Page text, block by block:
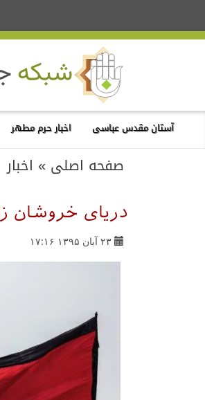
آستان مقدس عباسی اخبار حرم مطهر
صفحه اصلی » اخبار
دریای خروشان
۲۳ آبان ۱۳۹۵ ۱۷:۱۶